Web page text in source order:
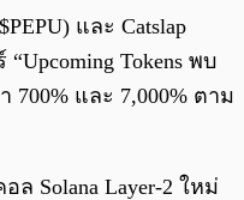
และ Catslap
Tokens พบ
และ 7,000% ตาม
ล Solana Layer-2 ใหม่